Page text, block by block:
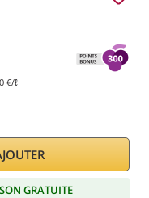
€/ℓ
GRATUITE